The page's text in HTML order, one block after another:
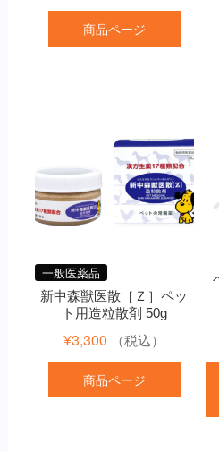
商品ページ
一般医薬品
新中森獣医散［Ｚ］ペッ
ト用造粒散剤 50g
¥3,300 （税込）
商品ページ